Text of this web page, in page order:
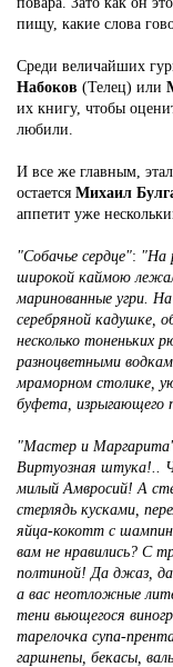
пищу, какие слова
Среди величайших
Набоков (Телец) или
их книгу, чтобы
любили.
И все же главным,
остается Михаил
аппетит уже
"Собачье сердце": "На
широкой каймою
маринованные угри.
серебряной кадушке,
несколько тоненьких
разноцветными
мраморном столике,
буфета, изрыгающего
"Мастер и
Виртуозная штука!..
милый Амвросий! А
стерлядь кусками,
яйца-кокотт с
вам не нравились? С
полтиной! Да джаз, да
а вас неотложные
тени вьющегося
тарелочка супа-
гаршнепы, бекасы,